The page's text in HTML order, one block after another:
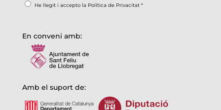
He llegit i accepto la Política de Privacitat*
En conveni amb:
Amb el suport de: